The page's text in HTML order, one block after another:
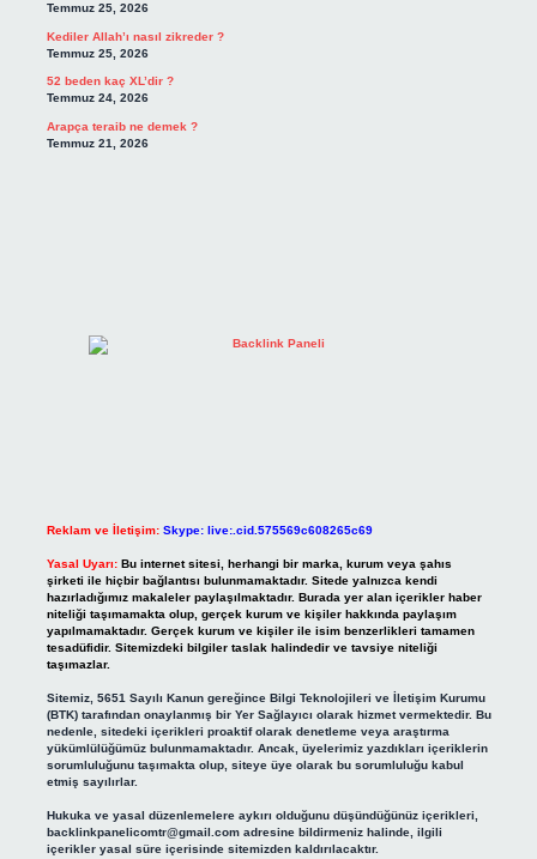
Temmuz 25, 2026
Kediler Allah’ı nasıl zikreder ?
Temmuz 25, 2026
52 beden kaç XL’dir ?
Temmuz 24, 2026
Arapça teraib ne demek ?
Temmuz 21, 2026
Reklam ve İletişim: Skype: live:.cid.575569c608265c69
Yasal Uyarı: Bu internet sitesi, herhangi bir marka, kurum veya şahıs
şirketi ile hiçbir bağlantısı bulunmamaktadır. Sitede yalnızca kendi
hazırladığımız makaleler paylaşılmaktadır. Burada yer alan içerikler haber
niteliği taşımamakta olup, gerçek kurum ve kişiler hakkında paylaşım
yapılmamaktadır. Gerçek kurum ve kişiler ile isim benzerlikleri tamamen
tesadüfidir. Sitemizdeki bilgiler taslak halindedir ve tavsiye niteliği
taşımazlar.
Sitemiz, 5651 Sayılı Kanun gereğince Bilgi Teknolojileri ve İletişim Kurumu
(BTK) tarafından onaylanmış bir Yer Sağlayıcı olarak hizmet vermektedir. Bu
nedenle, sitedeki içerikleri proaktif olarak denetleme veya araştırma
yükümlülüğümüz bulunmamaktadır. Ancak, üyelerimiz yazdıkları içeriklerin
sorumluluğunu taşımakta olup, siteye üye olarak bu sorumluluğu kabul
etmiş sayılırlar.
Hukuka ve yasal düzenlemelere aykırı olduğunu düşündüğünüz içerikleri,
backlinkpanelicomtr@gmail.comadresine bildirmeniz halinde, ilgili
içerikler yasal süre içerisinde sitemizden kaldırılacaktır.